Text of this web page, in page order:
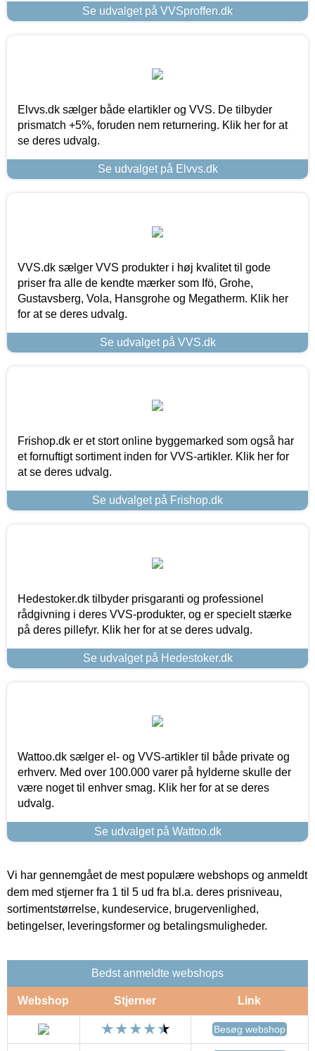
Se udvalget på VVSproffen.dk
Elvvs.dk sælger både elartikler og VVS. De tilbyder
prismatch +5%, foruden nem returnering. Klik her for at
se deres udvalg.
Se udvalget på Elvvs.dk
VVS.dk sælger VVS produkter i høj kvalitet til gode
priser fra alle de kendte mærker som Ifö, Grohe,
Gustavsberg, Vola, Hansgrohe og Megatherm. Klik her
for at se deres udvalg.
Se udvalget på VVS.dk
Frishop.dk er et stort online byggemarked som også har
et fornuftigt sortiment inden for VVS-artikler. Klik her for
at se deres udvalg.
Se udvalget på Frishop.dk
Hedestoker.dk tilbyder prisgaranti og professionel
rådgivning i deres VVS-produkter, og er specielt stærke
på deres pillefyr. Klik her for at se deres udvalg.
Se udvalget på Hedestoker.dk
Wattoo.dk sælger el- og VVS-artikler til både private og
erhverv. Med over 100.000 varer på hylderne skulle der
være noget til enhver smag. Klik her for at se deres
udvalg.
Se udvalget på Wattoo.dk
Vi har gennemgået de mest populære webshops og anmeldt
dem med stjerner fra 1 til 5 ud fra bl.a. deres prisniveau,
sortimentstørrelse, kundeservice, brugervenlighed,
betingelser, leveringsformer og betalingsmuligheder.
Bedst anmeldte webshops
Webshop Stjerner Link
Besøg webshop